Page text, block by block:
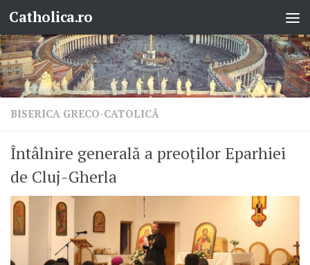
Skip to content
Catholica.ro
BISERICA GRECO-CATOLICĂ
Întâlnire generală a preoților Eparhiei
de Cluj-Gherla